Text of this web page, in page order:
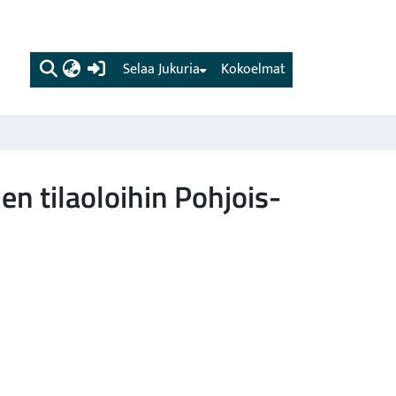
(current) Kokoelmat
Selaa Jukuria
tilaoloihin Pohjois-